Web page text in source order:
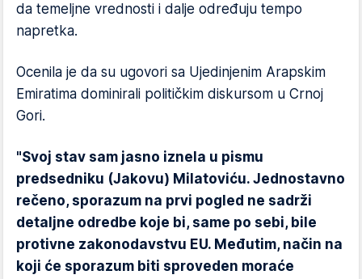
da temeljne vrednosti i dalje određuju tempo
napretka.
Ocenila je da su ugovori sa Ujedinjenim Arapskim
Emiratima dominirali političkim diskursom u Crnoj
Gori.
"Svoj stav sam jasno iznela u pismu
predsedniku (Jakovu) Milatoviću. Jednostavno
rečeno, sporazum na prvi pogled ne sadrži
detaljne odredbe koje bi, same po sebi, bile
protivne zakonodavstvu EU. Međutim, način na
koji će sporazum biti sproveden moraće